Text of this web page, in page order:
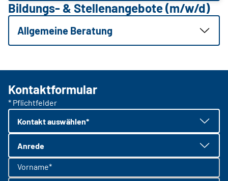
Bildungs- & Stellenangebote (m/w/d)
Allgemeine Beratung
Kontaktformular
* Pflichtfelder
Kontakt auswählen*
Anrede
Vorname*